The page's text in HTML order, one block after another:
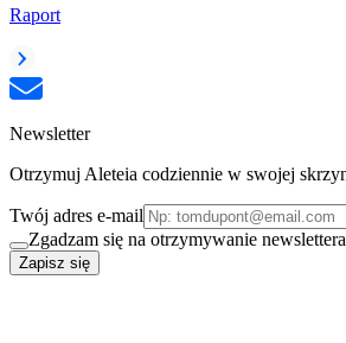
Raport
Newsletter
Otrzymuj Aleteia codziennie w swojej
Twój adres e-mail
Zgadzam się na otrzymywanie
Zapisz się